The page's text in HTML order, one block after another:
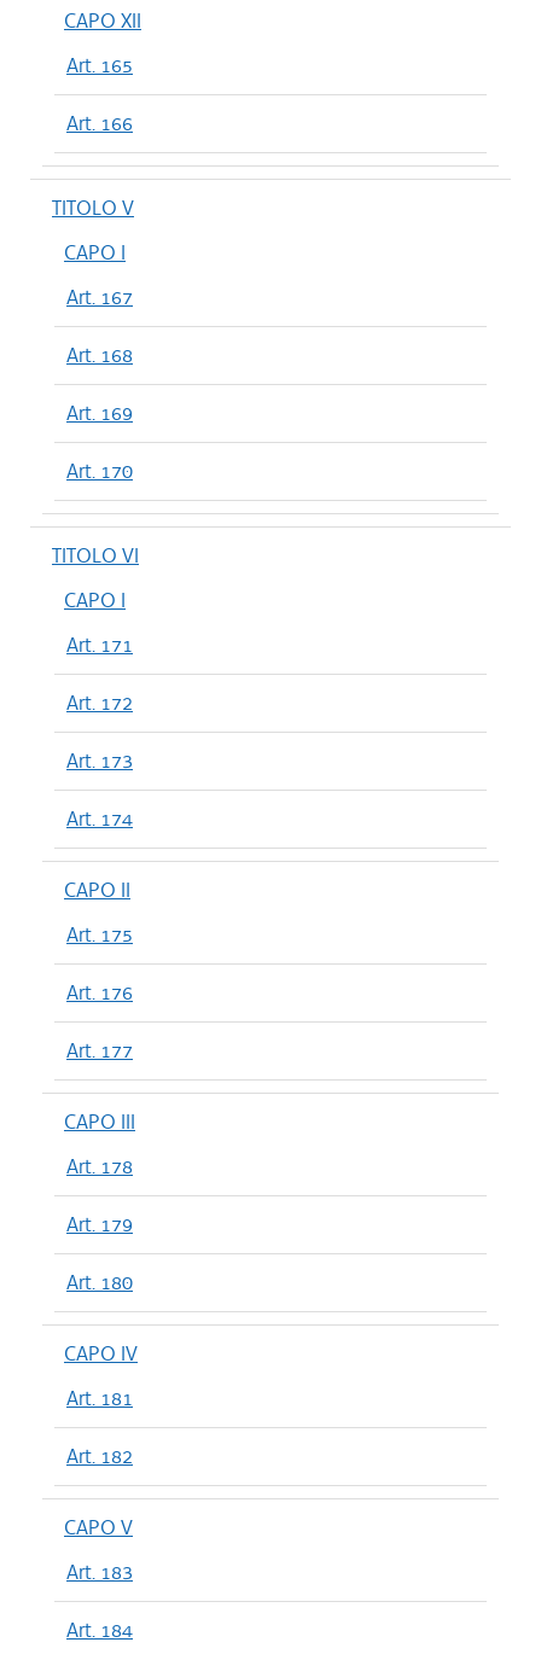
CAPO XII
Art. 165
Art. 166
TITOLO V
CAPO I
Art. 167
Art. 168
Art. 169
Art. 170
TITOLO VI
CAPO I
Art. 171
Art. 172
Art. 173
Art. 174
CAPO II
Art. 175
Art. 176
Art. 177
CAPO III
Art. 178
Art. 179
Art. 180
CAPO IV
Art. 181
Art. 182
CAPO V
Art. 183
Art. 184